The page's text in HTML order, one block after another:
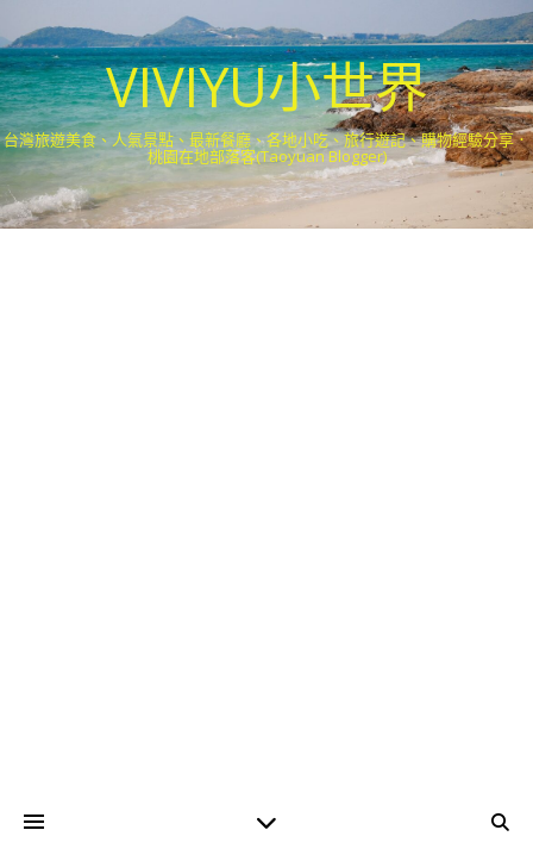
VIVIYU小世界
台灣旅遊美食、人氣景點、最新餐廳、各地小吃、旅行遊記、購物經驗分享．
桃園在地部落客(Taoyuan Blogger)